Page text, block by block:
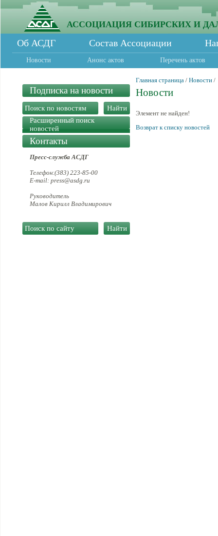
АССОЦИАЦИЯ СИБИРСКИХ И
Об АСДГ Состав Ассоциации
Новости Анонс актов Перечень актов
Подписка на новости
Расширенный поиск
новостей
Контакты
Пресс-служба АСДГ
Телефон:(383) 223-85-00
E-mail: press@asdg.ru
Руководитель
Малов Кирилл Владимирович
Главная страница / Новости /
Новости
Элемент не найден!
Возврат к списку новостей